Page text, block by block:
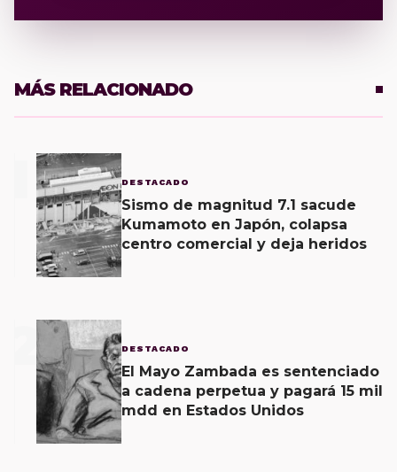
MÁS RELACIONADO
DESTACADO
Sismo de magnitud 7.1 sacude
Kumamoto en Japón, colapsa
centro comercial y deja heridos
2 DESTACADO
El Mayo Zambada es sentenciado
a cadena perpetua y pagará 15 mil
mdd en Estados Unidos